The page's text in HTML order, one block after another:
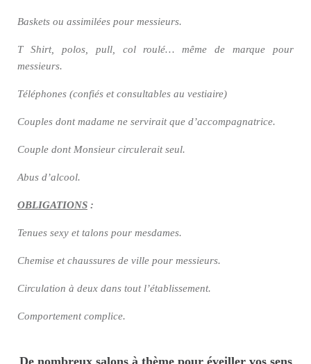
Baskets ou assimilées pour messieurs.
T Shirt, polos, pull, col roulé… même de marque pour
messieurs.
Téléphones (confiés et consultables au vestiaire)
Couples dont madame ne servirait que d’accompagnatrice.
Couple dont Monsieur circulerait seul.
Abus d’alcool.
OBLIGATIONS :
Tenues sexy et talons pour mesdames.
Chemise et chaussures de ville pour messieurs.
Circulation à deux dans tout l’établissement.
Comportement complice.
De nombreux salons à thème pour éveiller vos sens